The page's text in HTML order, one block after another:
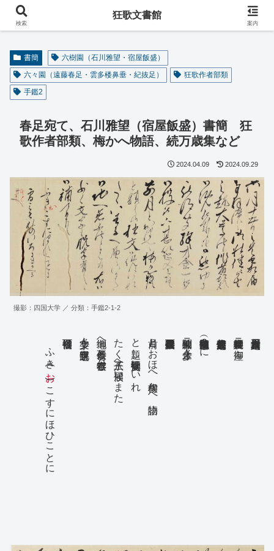
阿波の狂歌師・遠藤春足コレクション
書簡
六樹園（石川雅望・宿屋飯盛）
六々園（遠藤春足・雲多楼鼻垂・紀抜足）
狂歌作者部類
手鑑2
春足宛て、石川雅望（宿屋飯盛）書簡 狂
歌作者部類、梅かへ物語、続万歳集など
2024.04.09 2024.09.29
撮影：四国大学 ／ 分類：手鑑2-1-2
奉拝読候御壮健ニ御座
御覧被成候由御勲功（？）に
被仰聞殊ニ々才金一歩
前月とおほへ候梅かへ物語
と題し候狂文御覧にいれ
たく八王子へ届候いまた
御地へ着不仕候と奉存候右ハ
少々文字も脱字有之候
ふき(
お
)こすにほひことに
検索
狂歌文書館
案内